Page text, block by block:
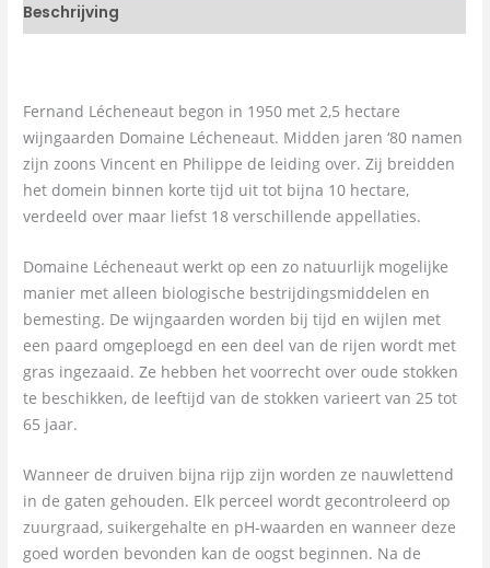
Beschrijving
Fernand Lécheneaut begon in 1950 met 2,5 hectare
wijngaarden Domaine Lécheneaut. Midden jaren ‘80 namen
zijn zoons Vincent en Philippe de leiding over. Zij breidden
het domein binnen korte tijd uit tot bijna 10 hectare,
verdeeld over maar liefst 18 verschillende appellaties.
Domaine Lécheneaut werkt op een zo natuurlijk mogelijke
manier met alleen biologische bestrijdingsmiddelen en
bemesting. De wijngaarden worden bij tijd en wijlen met
een paard omgeploegd en een deel van de rijen wordt met
gras ingezaaid. Ze hebben het voorrecht over oude stokken
te beschikken, de leeftijd van de stokken varieert van 25 tot
65 jaar.
Wanneer de druiven bijna rijp zijn worden ze nauwlettend
in de gaten gehouden. Elk perceel wordt gecontroleerd op
zuurgraad, suikergehalte en pH-waarden en wanneer deze
goed worden bevonden kan de oogst beginnen. Na de